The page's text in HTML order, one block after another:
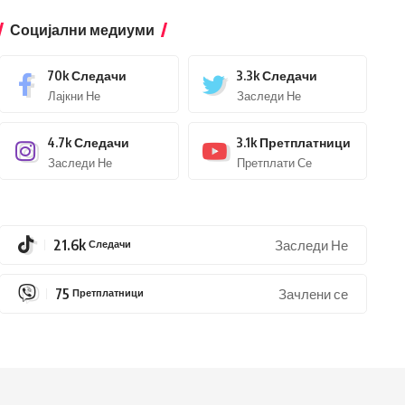
Социјални медиуми
70kСледачи
Лајкни Не
3.3kСледачи
Заследи Не
4.7kСледачи
Заследи Не
3.1k Претплатници
Претплати Се
21.6k Следачи Заследи Не
75 Претплатници Зачлени се